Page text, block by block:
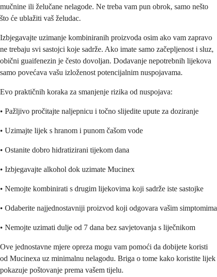
mučnine ili želučane nelagode. Ne treba vam pun obrok, samo nešto
što će ublažiti vaš želudac.
Izbjegavajte uzimanje kombiniranih proizvoda osim ako vam zapravo
ne trebaju svi sastojci koje sadrže. Ako imate samo začepljenost i sluz,
obični guaifenezin je često dovoljan. Dodavanje nepotrebnih lijekova
samo povećava vašu izloženost potencijalnim nuspojavama.
Evo praktičnih koraka za smanjenje rizika od nuspojava:
• Pažljivo pročitajte naljepnicu i točno slijedite upute za doziranje
• Uzimajte lijek s hranom i punom čašom vode
• Ostanite dobro hidratizirani tijekom dana
• Izbjegavajte alkohol dok uzimate Mucinex
• Nemojte kombinirati s drugim lijekovima koji sadrže iste sastojke
• Odaberite najjednostavniji proizvod koji odgovara vašim simptomima
• Nemojte uzimati dulje od 7 dana bez savjetovanja s liječnikom
Ove jednostavne mjere opreza mogu vam pomoći da dobijete koristi
od Mucinexa uz minimalnu nelagodu. Briga o tome kako koristite lijek
pokazuje poštovanje prema vašem tijelu.